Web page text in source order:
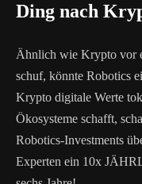
Ding nach
Ähnlich wie Krypto vor
schuf, könnte Robotics
Krypto digitale Werte
Ökosysteme schafft,
Robotics-Investments
Experten ein 10x